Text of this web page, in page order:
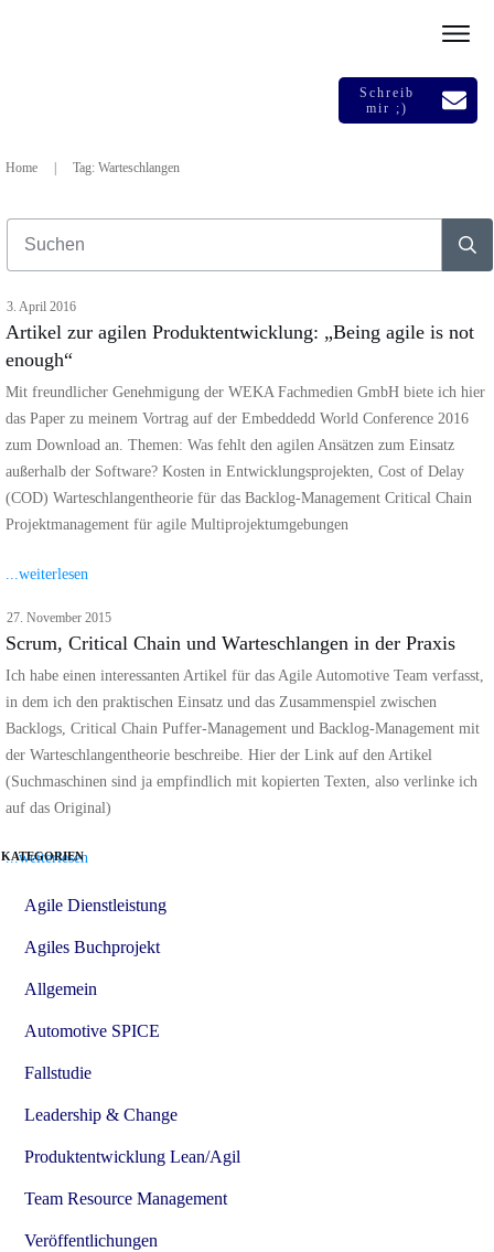
Schreib
mir ;)
Home Tag: Warteschlangen
3. April 2016
Artikel zur agilen Produktentwicklung: „Being agile is not
enough“
Mit freundlicher Genehmigung der WEKA Fachmedien GmbH biete ich hier
das Paper zu meinem Vortrag auf der Embeddedd World Conference 2016
zum Download an. Themen: Was fehlt den agilen Ansätzen zum Einsatz
außerhalb der Software? Kosten in Entwicklungsprojekten, Cost of Delay
(COD) Warteschlangentheorie für das Backlog-Management Critical Chain
Projektmanagement für agile Multiprojektumgebungen
...weiterlesen
27. November 2015
Scrum, Critical Chain und Warteschlangen in der Praxis
Ich habe einen interessanten Artikel für das Agile Automotive Team verfasst,
in dem ich den praktischen Einsatz und das Zusammenspiel zwischen
Backlogs, Critical Chain Puffer-Management und Backlog-Management mit
der Warteschlangentheorie beschreibe. Hier der Link auf den Artikel
(Suchmaschinen sind ja empfindlich mit kopierten Texten, also verlinke ich
auf das Original)
...weiterlesen
KATEGORIEN
Agile Dienstleistung
Agiles Buchprojekt
Allgemein
Automotive SPICE
Fallstudie
Leadership & Change
Produktentwicklung Lean/Agil
Team Resource Management
Veröffentlichungen